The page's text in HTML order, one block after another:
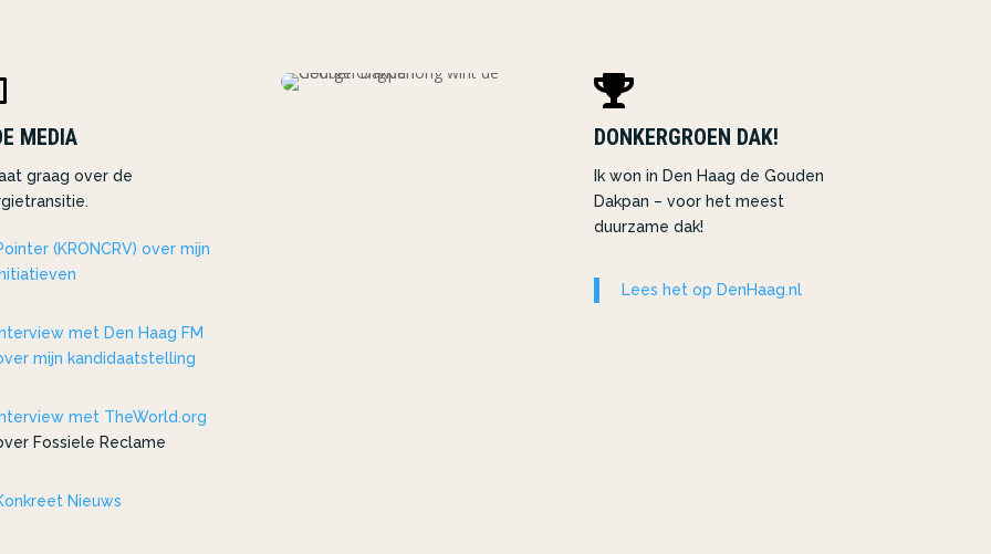
MEDIA
graag over de
(KRONCRV) over mijn
met Den Haag FM
mijn kandidaatstelling
met TheWorld.org
Fossiele Reclame
Nieuws

DONKERGROEN DAK!
Ik won in Den Haag de Gouden
Dakpan – voor het meest
duurzame dak!
Lees het op DenHaag.nl